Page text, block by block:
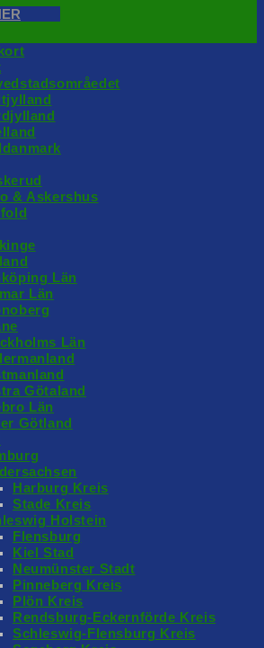
& Askershus
Län
Län
Län
Götaland
Län
Götland
Harburg Kreis
Stade Kreis
Holstein
Flensburg
Kiel Stad
Neumünster Stadt
Pinneberg Kreis
Plön Kreis
Rendsburg-Eckernförde Kreis
Schleswig-Flensburg Kreis